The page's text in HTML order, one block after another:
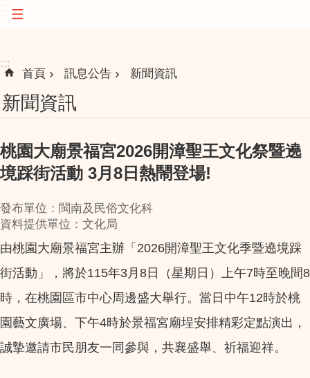
跳到主要內容區塊
:::
首頁 訊息公告 新聞資訊
新聞資訊
桃園大廟景福宮2026開漳聖王文化祭暨遶
境踩街活動 3月8日熱鬧登場!
發布單位：閩南及民俗文化科
資料提供單位：文化局
由桃園大廟景福宮主辦「2026開漳聖王文化季暨遶境踩
街活動」，將於115年3月8日（星期日）上午7時至晚間8
時，在桃園區市中心周邊盛大舉行。當日中午12時於桃
園藝文廣場、下午4時於景福宮廟埕安排精彩定點演出，
誠摯邀請市民朋友一同參與，共襄盛舉、祈福迎祥。